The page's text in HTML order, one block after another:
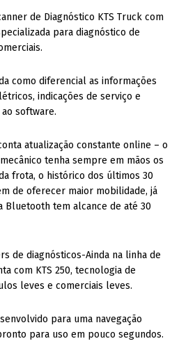
de Diagnóstico KTS Truck com
para diagnóstico de
como diferencial as informações
indicações de serviço e
software.
atualização constante online – o
tenha sempre em mãos os
frota, o histórico dos últimos 30
de oferecer maior mobilidade, já
Bluetooth tem alcance de até 30
de diagnósticos-Ainda na linha de
com KTS 250, tecnologia de
leves e comerciais leves.
para uma navegação
para uso em pouco segundos.